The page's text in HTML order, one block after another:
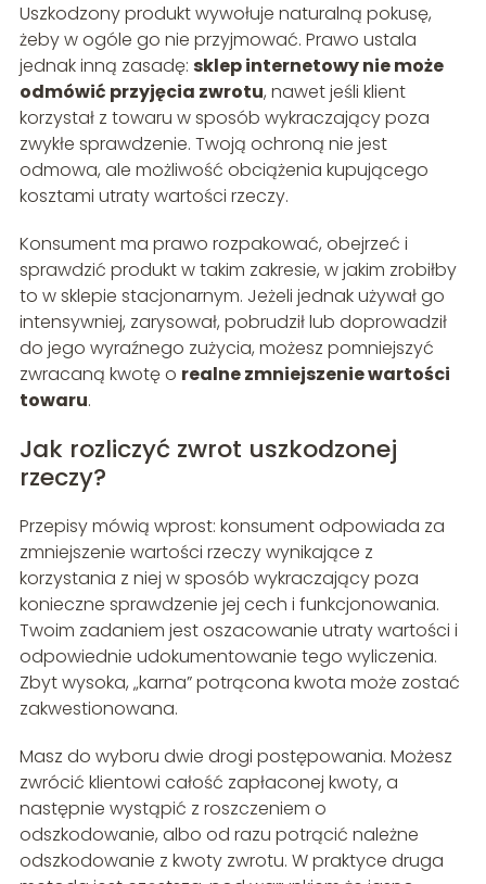
Uszkodzony produkt wywołuje naturalną pokusę,
żeby w ogóle go nie przyjmować. Prawo ustala
jednak inną zasadę: sklep internetowy nie może
odmówić przyjęcia zwrotu, nawet jeśli klient
korzystał z towaru w sposób wykraczający poza
zwykłe sprawdzenie. Twoją ochroną nie jest
odmowa, ale możliwość obciążenia kupującego
kosztami utraty wartości rzeczy.
Konsument ma prawo rozpakować, obejrzeć i
sprawdzić produkt w takim zakresie, w jakim zrobiłby
to w sklepie stacjonarnym. Jeżeli jednak używał go
intensywniej, zarysował, pobrudził lub doprowadził
do jego wyraźnego zużycia, możesz pomniejszyć
zwracaną kwotę o realne zmniejszenie wartości
towaru.
Jak rozliczyć zwrot uszkodzonej
rzeczy?
Przepisy mówią wprost: konsument odpowiada za
zmniejszenie wartości rzeczy wynikające z
korzystania z niej w sposób wykraczający poza
konieczne sprawdzenie jej cech i funkcjonowania.
Twoim zadaniem jest oszacowanie utraty wartości i
odpowiednie udokumentowanie tego wyliczenia.
Zbyt wysoka, „karna” potrącona kwota może zostać
zakwestionowana.
Masz do wyboru dwie drogi postępowania. Możesz
zwrócić klientowi całość zapłaconej kwoty, a
następnie wystąpić z roszczeniem o
odszkodowanie, albo od razu potrącić należne
odszkodowanie z kwoty zwrotu. W praktyce druga